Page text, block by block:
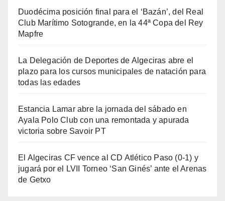
Duodécima posición final para el ‘Bazán’, del Real
Club Marítimo Sotogrande, en la 44ª Copa del Rey
Mapfre
La Delegación de Deportes de Algeciras abre el
plazo para los cursos municipales de natación para
todas las edades
Estancia Lamar abre la jornada del sábado en
Ayala Polo Club con una remontada y apurada
victoria sobre Savoir PT
El Algeciras CF vence al CD Atlético Paso (0-1) y
jugará por el LVII Torneo ‘San Ginés’ ante el Arenas
de Getxo